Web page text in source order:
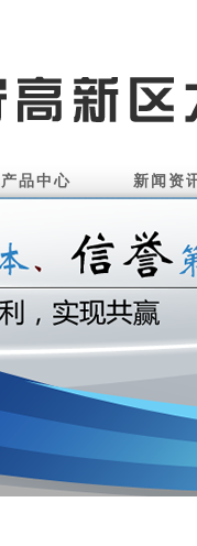
产品中心 新闻资